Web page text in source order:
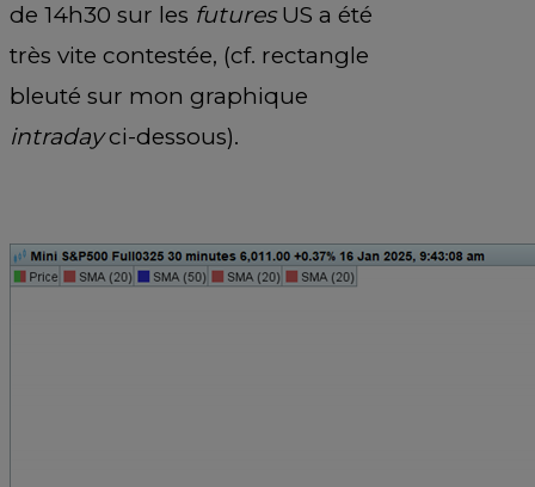
de 14h30 sur les futuresUS a été
très vite contestée, (cf. rectangle
bleuté sur mon graphique
intradayci-dessous).